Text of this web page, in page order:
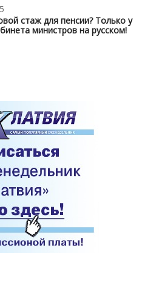
стаж для пенсии? Только у
министров на русском!